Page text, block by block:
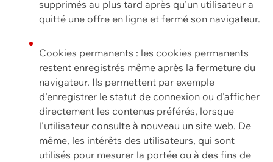
supprimés au plus tard après qu'un utilisateur a
quitté une offre en ligne et fermé son navigateur.
Cookies permanents : les cookies permanents
restent enregistrés même après la fermeture du
navigateur. Ils permettent par exemple
d'enregistrer le statut de connexion ou d'afficher
directement les contenus préférés, lorsque
l'utilisateur consulte à nouveau un site web. De
même, les intérêts des utilisateurs, qui sont
utilisés pour mesurer la portée ou à des fins de